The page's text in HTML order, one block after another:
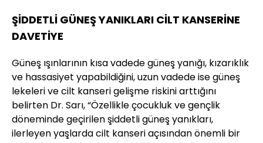
ŞİDDETLİ GÜNEŞ YANIKLARI CİLT KANSERİNE
DAVETİYE
Güneş ışınlarının kısa vadede güneş yanığı, kızarıklık
ve hassasiyet yapabildiğini, uzun vadede ise güneş
lekeleri ve cilt kanseri gelişme riskini arttığını
belirten Dr. Sarı, “Özellikle çocukluk ve gençlik
döneminde geçirilen şiddetli güneş yanıkları,
ilerleyen yaşlarda cilt kanseri açısından önemli bir